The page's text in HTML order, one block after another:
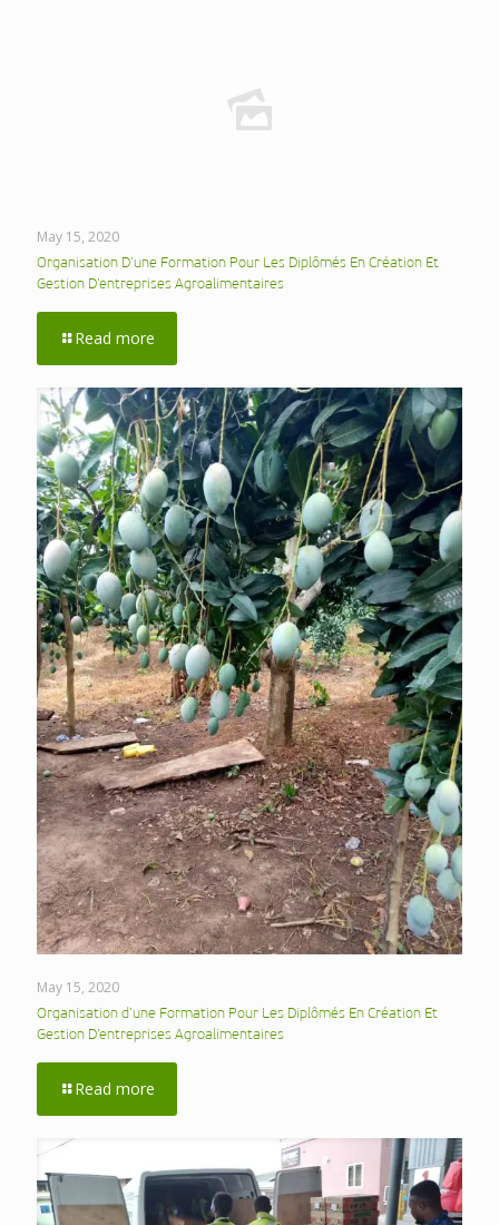
May 15, 2020
Organisation D’une Formation Pour Les Diplômés En Création Et
Gestion D’entreprises Agroalimentaires
Read more
May 15, 2020
Organisation d’une Formation Pour Les Diplômés En Création Et
Gestion D’entreprises Agroalimentaires
Read more